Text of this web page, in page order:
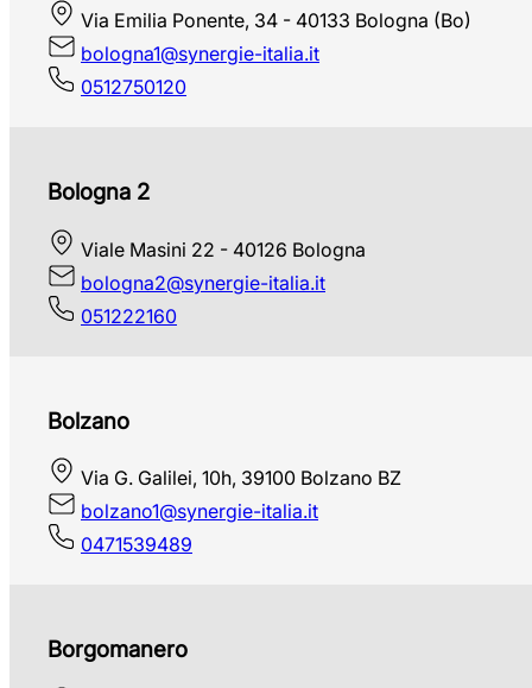
Via Emilia Ponente, 34 - 40133 Bologna (Bo)
bologna1@synergie-italia.it
0512750120
Bologna 2
Viale Masini 22 - 40126 Bologna
bologna2@synergie-italia.it
051222160
Bolzano
Via G. Galilei, 10h, 39100 Bolzano BZ
bolzano1@synergie-italia.it
0471539489
Borgomanero